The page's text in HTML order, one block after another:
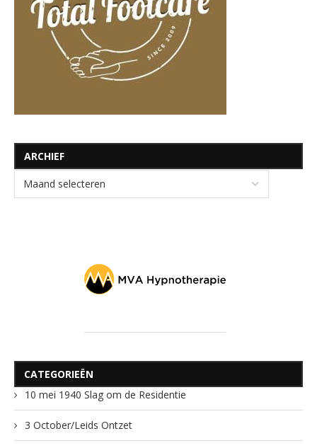
ARCHIEF
CATEGORIEËN
10 mei 1940 Slag om de Residentie
3 October/Leids Ontzet